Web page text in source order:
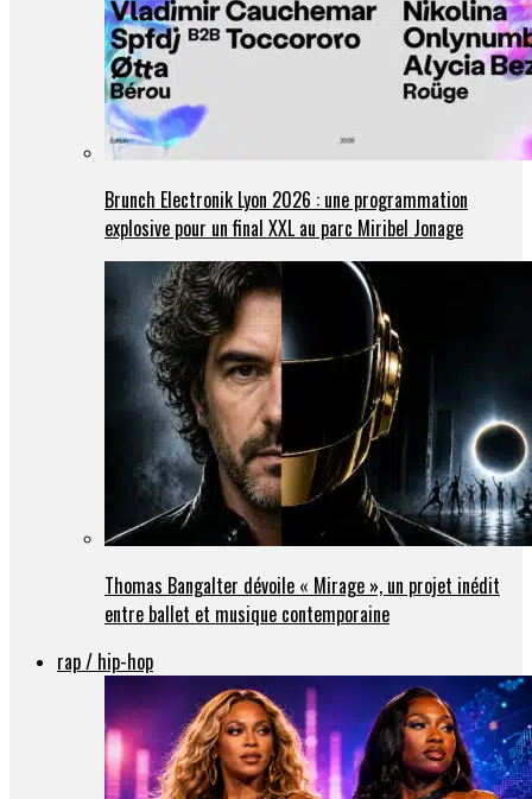
Brunch Electronik Lyon 2026 : une programmation
explosive pour un final XXL au parc Miribel Jonage
Thomas Bangalter dévoile « Mirage », un projet inédit
entre ballet et musique contemporaine
rap / hip-hop